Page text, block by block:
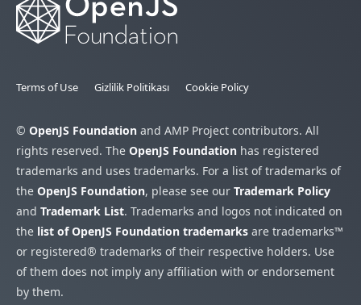
Terms of Use Gizlilik Politikası Cookie Policy
© OpenJS Foundation and AMP Project contributors. All
rights reserved. The OpenJS Foundation has registered
trademarks and uses trademarks. For a list of trademarks of
the OpenJS Foundation, please see our Trademark Policy
and Trademark List. Trademarks and logos not indicated on
the list of OpenJS Foundation trademarks are trademarks™
or registered® trademarks of their respective holders. Use
of them does not imply any affiliation with or endorsement
by them.